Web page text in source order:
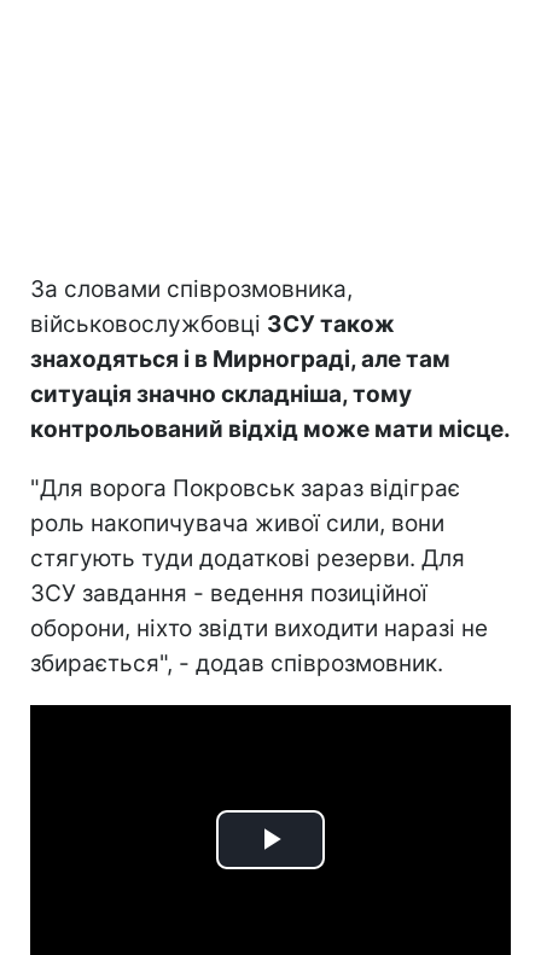
За словами співрозмовника,
військовослужбовці ЗСУ також
знаходяться і в Мирнограді, але там
ситуація значно складніша, тому
контрольований відхід може мати місце.
"Для ворога Покровськ зараз відіграє
роль накопичувача живої сили, вони
стягують туди додаткові резерви. Для
ЗСУ завдання - ведення позиційної
оборони, ніхто звідти виходити наразі не
збирається", - додав співрозмовник.
Play